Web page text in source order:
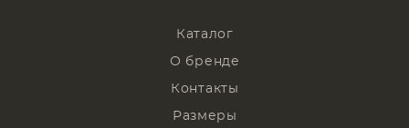
Каталог
О бренде
Контакты
Размеры